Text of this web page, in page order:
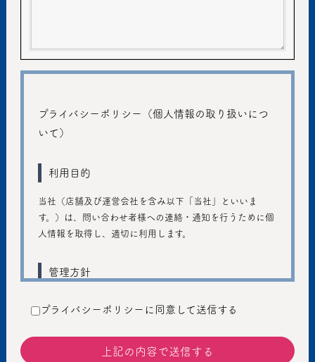
プライバシーポリシー（個人情報の取り扱いにつ
いて）
利用目的
当社（店舗及び運営会社を含み以下「当社」といいま
す。）は、問い合わせ者様への連絡・通知を行うために個
人情報を取得し、適切に利用します。
管理方針
保護に十分注意し、個人情報の保護に関する法律および管
義務を持って適切に取り扱うものとし、不正アクセス、不
プライバシーポリシーに同意して送信する